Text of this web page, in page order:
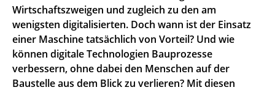
Wirtschaftszweigen und zugleich zu den am
wenigsten digitalisierten. Doch wann ist der Einsatz
einer Maschine tatsächlich von Vorteil? Und wie
können digitale Technologien Bauprozesse
verbessern, ohne dabei den Menschen auf der
Baustelle aus dem Blick zu verlieren? Mit diesen